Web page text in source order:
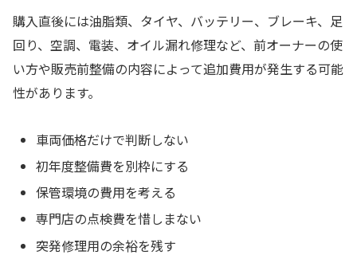
購入直後には油脂類、タイヤ、バッテリー、ブレーキ、足
回り、空調、電装、オイル漏れ修理など、前オーナーの使
い方や販売前整備の内容によって追加費用が発生する可能
性があります。
車両価格だけで判断しない
初年度整備費を別枠にする
保管環境の費用を考える
専門店の点検費を惜しまない
突発修理用の余裕を残す